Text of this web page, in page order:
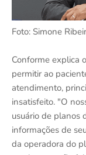
Foto: Simone
Conforme explica
permitir ao
atendimento,
insatisfeito. "O
usuário de planos
informações de
da operadora do